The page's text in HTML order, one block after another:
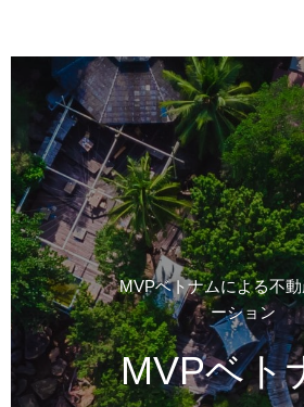
MVPベトナムによる不
ーション
MVPベト